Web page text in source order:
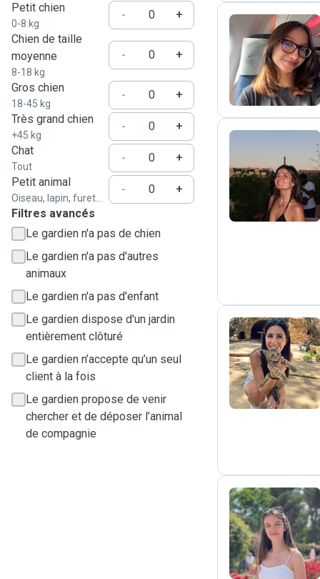
Petit chien
0-8 kg
-
+
Chien de taille
moyenne
8-18 kg
- +
Gros chien
18-45 kg
-
+
Très grand chien
+45 kg
-
+
Chat
Tout
-
+
Petit animal
Oiseau, lapin, furet...
-
+
Filtres avancés
Le gardien n'a pas de chien
Le gardien n'a pas d'autres
animaux
Le gardien n'a pas d'enfant
Le gardien dispose d'un jardin
entièrement clôturé
Le gardien n’accepte qu’un seul
client à la fois
Le gardien propose de venir
chercher et de déposer l’animal
de compagnie
N
C
B
A